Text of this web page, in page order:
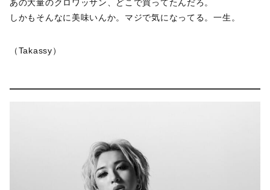
あの大量のクロワッサン、どこで買ってたんだろ。
しかもそんなに美味いんか。マジで気になってる。一生。
（Takassy）